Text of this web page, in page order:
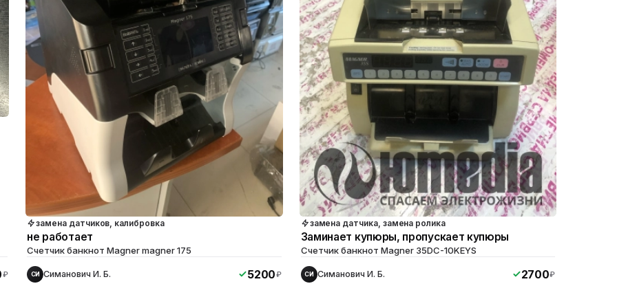
₽
замена датчиков, калибровка
не работает
Счетчик банкнот Magner magner 175
СИ Симанович И. Б. 5200₽
замена датчика, замена ролика
Заминает купюры, пропускает купюры
Счетчик банкнот Magner 35DC-10KEYS
СИ Симанович И. Б. 2700₽